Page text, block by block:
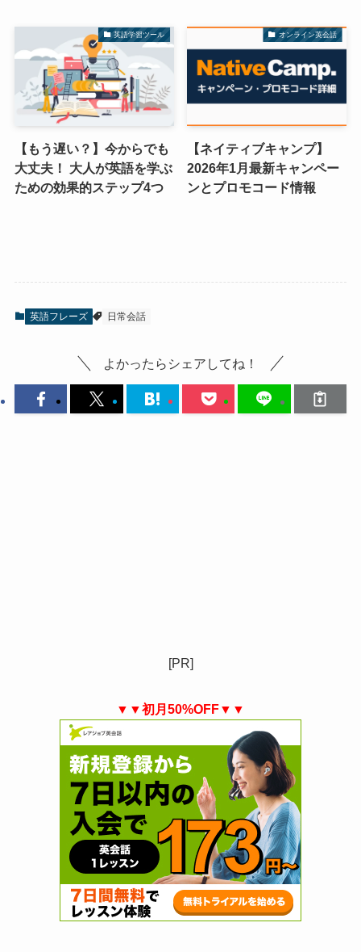
英語学習ツール
【もう遅い？】今からでも
大丈夫！ 大人が英語を学ぶ
ための効果的ステップ4つ
オンライン英会話
【ネイティブキャンプ】
2026年1月最新キャンペー
ンとプロモコード情報
英語フレーズ 日常会話
よかったらシェアしてね！
[PR]
▼▼初月50%OFF▼▼